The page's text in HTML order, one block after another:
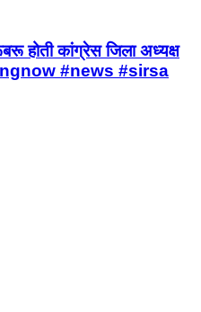
होती कांग्रेस जिला अध्यक्ष
#news #sirsa